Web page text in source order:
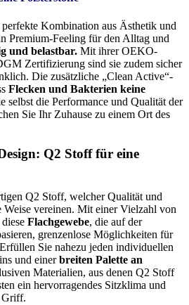
Kombination aus Ästhetik und
Premium-Feeling für den Alltag und
und belastbar. Mit ihrer OEKO-
Zertifizierung sind sie zudem sicher
Die zusätzliche „Clean Active“-
Flecken und Bakterien keine
selbst die Performance und Qualität der
Sie Ihr Zuhause zu einem Ort des
Q2 Stoff für eine
Q2 Stoff, welcher Qualität und
Weise vereinen. Mit einer Vielzahl von
Flachgewebe, die auf der
grenzenlose Möglichkeiten für
Sie nahezu jeden individuellen
und einerbreiten Palette an
Materialien, aus denen Q2 Stoff
ein hervorragendes Sitzklima und
Griff.